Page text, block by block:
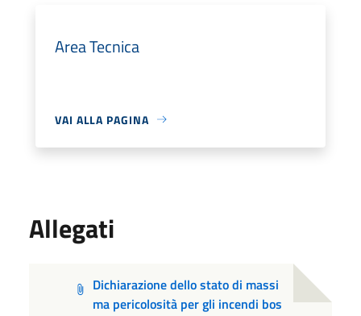
Area Tecnica
VAI ALLA PAGINA
Allegati
Dichiarazione dello stato di massi
ma pericolosità per gli incendi bos